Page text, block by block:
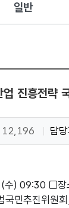
일반
진흥전략
12,196 담
) 09:30 □장
민추진위원